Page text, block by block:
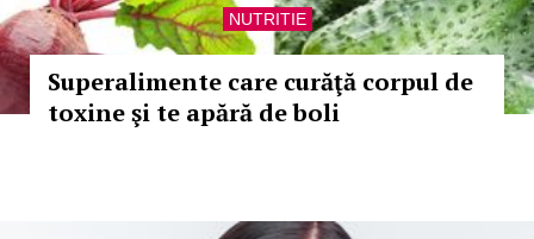
NUTRITIE
Superalimente care curăţă corpul de
toxine şi te apără de boli